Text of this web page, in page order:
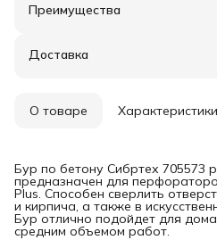
Преимущества
Оплата частями в Сплит
Удобный возврат
Доставка
О товаре Характеристики
Бур по бетону Сибртех 705573
предназначен для
Plus. Способен сверлить
и кирпича, а также в
Бур отлично подойдет для
средним объемом работ.